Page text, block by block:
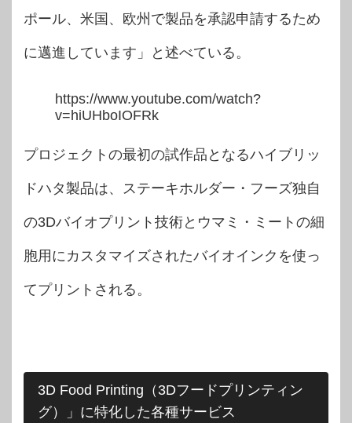
ポール、米国、欧州で製品を承認申請するため
に邁進しています」と述べている。
https://www.youtube.com/watch?
v=hiUHboIOFRk
プロジェクトの最初の試作品となるハイブリッ
ドハタ製品は、ステーキホルダー・フーズ独自
の3Dバイオプリント技術とウマミ・ミートの細
胞用にカスタマイズされたバイオインクを使っ
てプリントされる。
3D Food Printing（3Dフードプリンティン
グ）」に特化した各種サービス